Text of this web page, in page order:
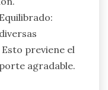
previene el
agradable.